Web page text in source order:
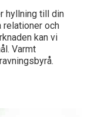
hyllning till din
relationer och
kan vi
Varmt